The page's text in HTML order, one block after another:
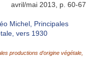
avril/mai 2013, p. 60-67
productions d’origine végétale,